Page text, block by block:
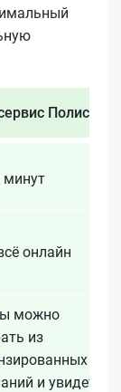
Полис 812
минут
онлайн
можно
из
15+
и увидеть,